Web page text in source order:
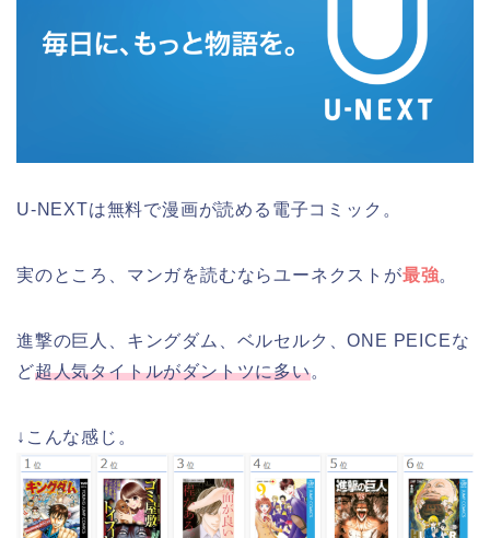
U-NEXTは無料で漫画が読める電子コミック。
実のところ、マンガを読むならユーネクストが最強。
進撃の巨人、キングダム、ベルセルク、ONE PEICEな
ど超人気タイトルがダントツに多い。
↓こんな感じ。